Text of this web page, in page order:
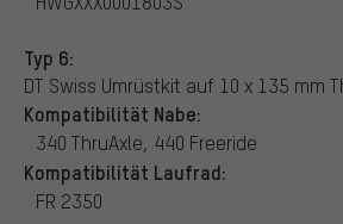
Typ 6:
DT Swiss Umrüstkit auf 10 x 135 mm
Kompatibilität Nabe:
340 ThruAxle, 440 Freeride
Kompatibilität Laufrad:
FR 2350